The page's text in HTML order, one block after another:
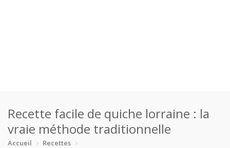
Catégories
Boisson Crevette
Recette facile de quiche lorraine : la
vraie méthode traditionnelle
Accueil
Recettes